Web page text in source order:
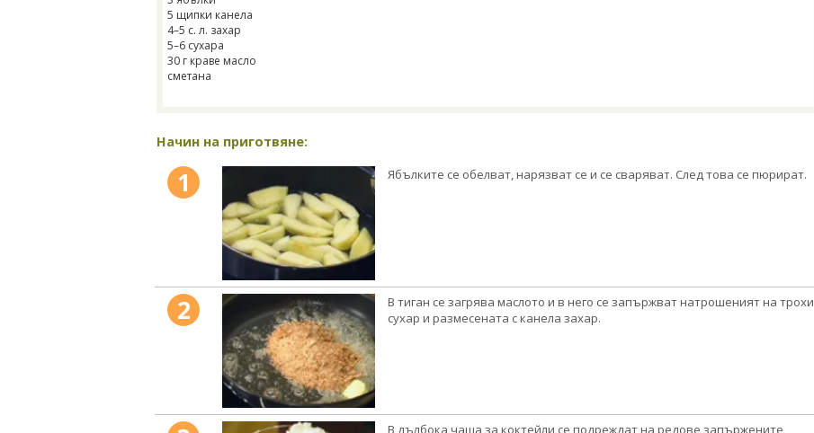
5 щипки канела
4–5 с. л. захар
5–6 сухара
30 г краве масло
сметана
Начин на приготвяне:
1 Ябълките се обелват, нарязват се и се сваряват. След това се пюрират.
2
В тиган се загрява маслото и в него се запържват натрошеният на трохи
сухар и размесената с канела захар.
В дълбока чаша за коктейли се подреждат на редове запържените